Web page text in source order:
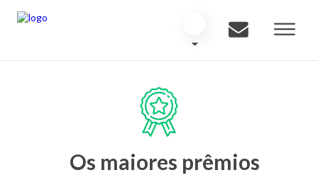
Os maiores prêmios